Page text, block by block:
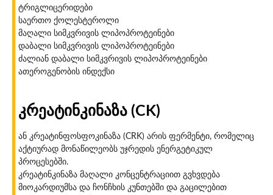
ტრიგლიცერიდები
საერთო ქოლესტეროლი
მაღალი სიმკვრივის ლიპოპროტეინები
დაბალი სიმკვრივის ლიპოპროტეინები
ძალიან დაბალი სიმკვრივის ლიპოპროტეინები
ათეროგენობის ინდექსი
კრეატინკინაზა (CK)
ან კრეატინფოსფოკინაზა (CRK) არის ფერმენტი, რომელიც
აქტიურად მონაწილეობს უჯრედის ენერგეტიკულ
პროცესებში.
კრეატინკინაზა მაღალი კონცენტრაციით გვხვდება
მიოკარდიუმსა და ჩონჩხის კუნთებში და გაცილებით